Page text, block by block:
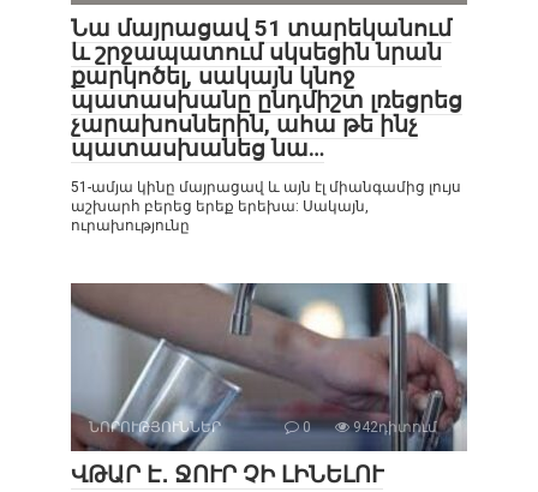
Նա մայրացավ 51 տարեկանում
և շրջապատում սկսեցին նրան
քարկոծել, սակայն կնոջ
պատասխանը ընդմիշտ լռեցրեց
չարախոսներին, ահա թե ինչ
պատասխանեց նա…
51-ամյա կինը մայրացավ և այն էլ միանգամից լույս
աշխարհ բերեց երեք երեխա: Սակայն,
ուրախությունը
ՆՈՐՈՒԹՅՈՒՆՆԵՐ 0 942դիտում
ՎԹԱՐ Է․ ՋՈՒՐ ՉԻ ԼԻՆԵԼՈՒ